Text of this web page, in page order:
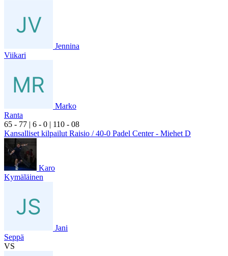
Jennina
Viikari
Marko
Ranta
65 - 77 | 6 - 0 | 110 - 08
Kansalliset kilpailut Raisio / 40-0 Padel Center - Miehet D
Karo
Kymäläinen
Jani
Seppä
VS